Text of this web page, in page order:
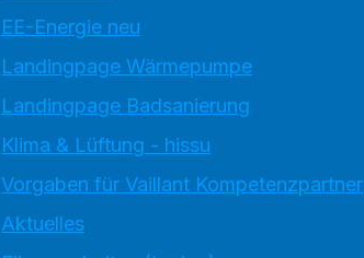
EE-Energie neu
Landingpage Wärmepumpe
Landingpage Badsanierung
Klima & Lüftung - hissu
Vorgaben für Vaillant Kompetenzpartner
Aktuelles